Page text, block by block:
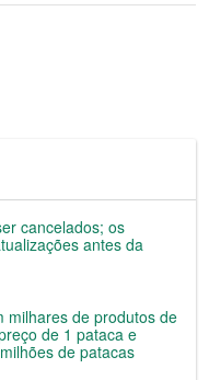
cancelados; os
antes da
milhares de produtos de
de 1 pataca e
de patacas